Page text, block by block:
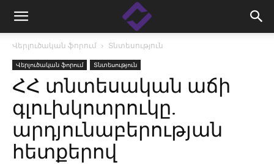
Վերլուծական ֆորում Տնտեսություն
Վերլուծական ֆորում Տնտեսություն
ՀՀ տնտեսական աճի
գլուխկոտրուկը.
արդյունաբերության
հետքերով